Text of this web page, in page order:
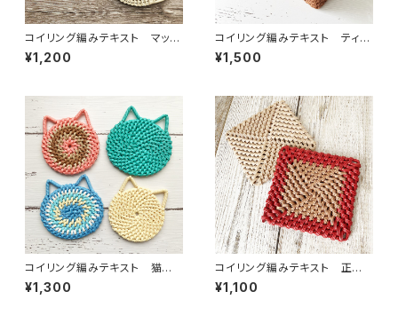
コイリング編みテキスト マット
（鍋敷き）2サイズ
¥1,200
コイリング編みテキスト ティッ
シュケース 2種
¥1,500
コイリング編みテキスト 猫型
コースター2種
¥1,300
コイリング編みテキスト 正方
形コースター
¥1,100